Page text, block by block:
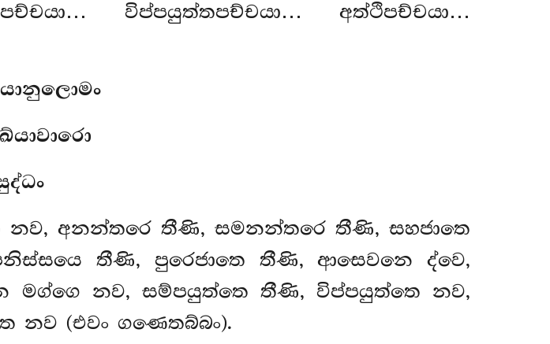
විප්පයුත්තපච්චයා… අත්ථිපච්චයා…
නව, අනන්තරෙ තීණි, සමනන්තරෙ තීණි, සහජාතෙ
තීණි, පුරෙජාතෙ තීණි, ආසෙවනෙ ද්වෙ,
මග්ගෙ නව, සම්පයුත්තෙ තීණි, විප්පයුත්තෙ නව,
නව (එවං ගණෙතබ්බං).